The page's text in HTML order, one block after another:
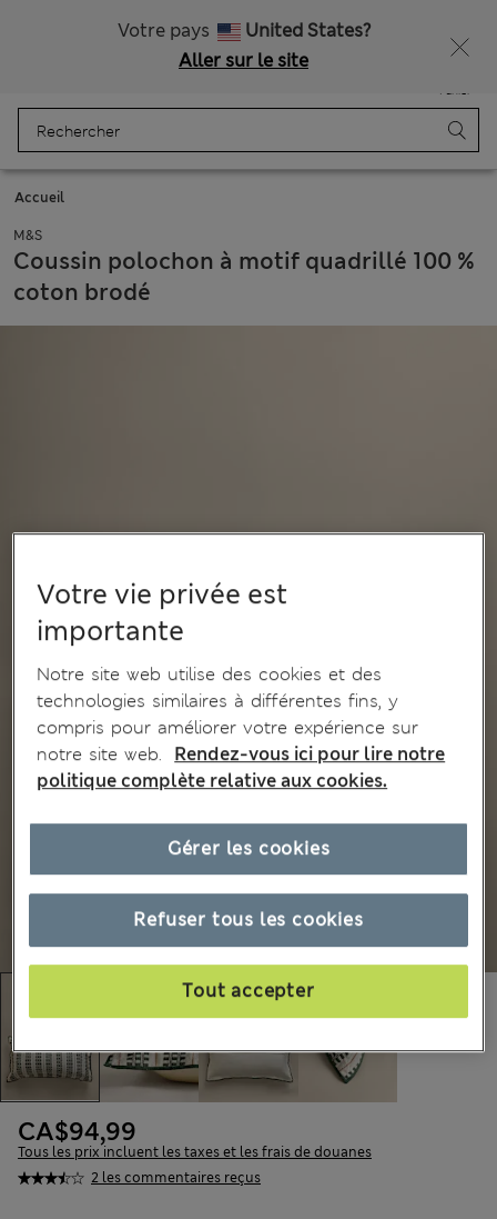
Votre pays
United States?
Aller sur le site
Panier
Accueil
M&S
Coussin polochon à motif quadrillé 100 %
coton brodé
2 les commentaires reçus
CA$94,99
Tous les prix incluent les taxes et les frais de douanes
Votre vie privée est
importante
Notre site web utilise des cookies et des
technologies similaires à différentes fins, y
compris pour améliorer votre expérience sur
notre site web.
Rendez-vous ici pour lire notre
politique complète relative aux cookies.
Refuser tous les cookies
Tout accepter
Gérer les cookies